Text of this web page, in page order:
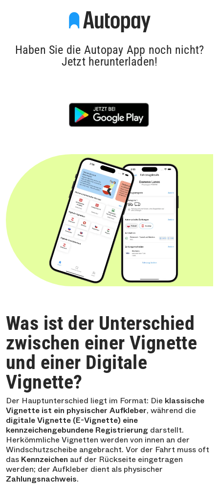
Haben Sie die Autopay App noch nicht?
Jetzt herunterladen!
Was ist der Unterschied
zwischen einer Vignette
und einer Digitale
Vignette?
Der Hauptunterschied liegt im Format: Die klassische
Vignette ist ein physischer Aufkleber, während die
digitale Vignette (E-Vignette) eine
kennzeichengebundene Registrierung darstellt.
Herkömmliche Vignetten werden von innen an der
Windschutzscheibe angebracht. Vor der Fahrt muss oft
das Kennzeichen auf der Rückseite eingetragen
werden; der Aufkleber dient als physischer
Zahlungsnachweis.